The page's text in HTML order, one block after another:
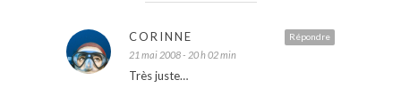
Répondre
CORINNE
21 mai 2008 - 20 h 02 min
Très juste…